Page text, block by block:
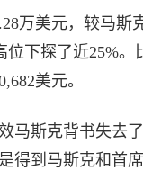
万美元，较马斯
下探了近25%。
美元。
马斯克背书失去
得到马斯克和首